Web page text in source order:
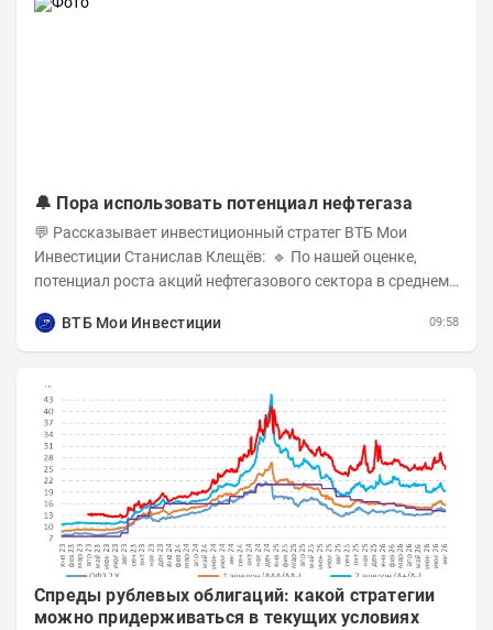
🔔 Пора использовать потенциал нефтегаза
💬 Рассказывает инвестиционный стратег ВТБ Мои
Инвестиции Станислав Клещёв: 🔹 По нашей оценке,
потенциал роста акций нефтегазового сектора в среднем
ВТБ Мои Инвестиции
09:58
Спреды рублевых облигаций: какой стратегии
можно придерживаться в текущих условиях